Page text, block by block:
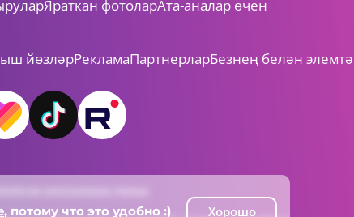
Яраткан фотоларАта-аналар өчен
йөзләрРекламаПартнерларБезнең белән элемтә
, потому что это удобно :) Хорошо